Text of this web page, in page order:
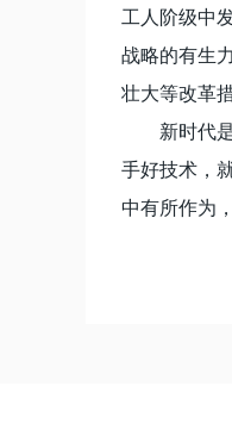
工人阶级中
战略的有生
壮大等改革
新时代
手好技术，
中有所作为